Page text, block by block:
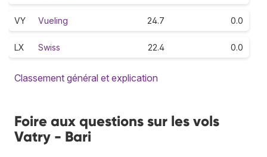
VY Vueling 24.7 0.0
LX Swiss 22.4 0.0
Classement général et explication
Foire aux questions sur les vols
Vatry - Bari